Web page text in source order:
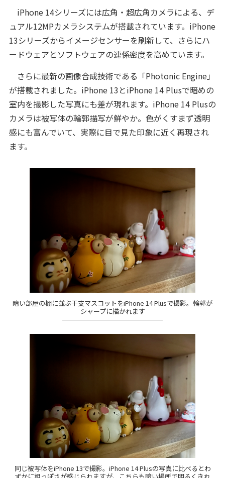
iPhone 14シリーズには広角・超広角カメラによる、デ
ュアル12MPカメラシステムが搭載されています。iPhone
13シリーズからイメージセンサーを刷新して、さらにハ
ードウェアとソフトウェアの連係密度を高めています。
さらに最新の画像合成技術である「Photonic Engine」
が搭載されました。iPhone 13とiPhone 14 Plusで暗めの
室内を撮影した写真にも差が現れます。iPhone 14 Plusの
カメラは被写体の輪郭描写が鮮やか。色がくすまず透明
感にも富んでいて、実際に目で見た印象に近く再現され
ます。
暗い部屋の棚に並ぶ干支マスコットをiPhone 14 Plusで撮影。輪郭が
シャープに描かれます
同じ被写体をiPhone 13で撮影。iPhone 14 Plusの写真に比べるとわ